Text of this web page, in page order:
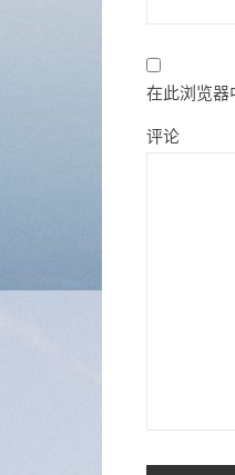
在此浏览器
评论